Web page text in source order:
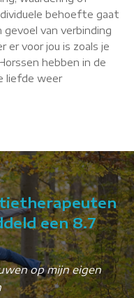
behoefte gaat
van verbinding
er voor jou is zoals je
hebben in de
liefde weer
een 8.7
op mijn eigen